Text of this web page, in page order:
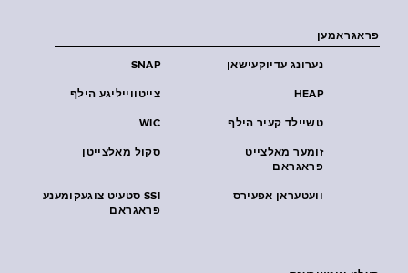
פראגראמען
SNAP נערונג עדיוקעישאן
צייטווייליגע הילף HEAP
WIC טשיילד קעיר הילף
סקול מאלצייטן
זומער מאלצייט
פראגראם
SSI סטעיט צוגעקומענע
פראגראם
וועטעראן אפעירס